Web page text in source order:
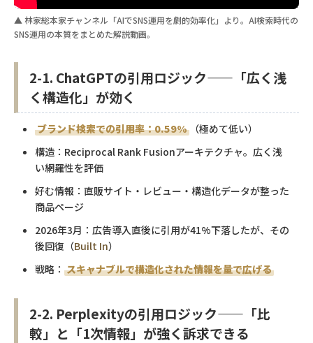
▲ 林家総本家チャンネル「AIでSNS運用を劇的効率化」より。AI検索時代の
SNS運用の本質をまとめた解説動画。
2-1. ChatGPTの引用ロジック——「広く浅
く構造化」が効く
ブランド検索での引用率：0.59% （極めて低い）
構造：Reciprocal Rank Fusionアーキテクチャ。広く浅
い網羅性を評価
好む情報：直販サイト・レビュー・構造化データが整った
商品ページ
2026年3月：広告導入直後に引用が41%下落したが、その
後回復（Built In）
戦略： スキャナブルで構造化された情報を量で広げる
2-2. Perplexityの引用ロジック——「比
較」と「1次情報」が強く訴求できる